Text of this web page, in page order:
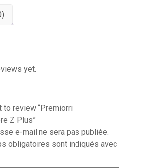
yet.
to review “Premiorri
Z Plus”
e-mail ne sera pas publiée.
obligatoires sont indiqués avec